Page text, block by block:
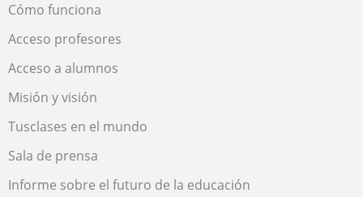
Cómo funciona
Acceso profesores
Acceso a alumnos
Misión y visión
Tusclases en el mundo
Sala de prensa
Informe sobre el futuro de la educación